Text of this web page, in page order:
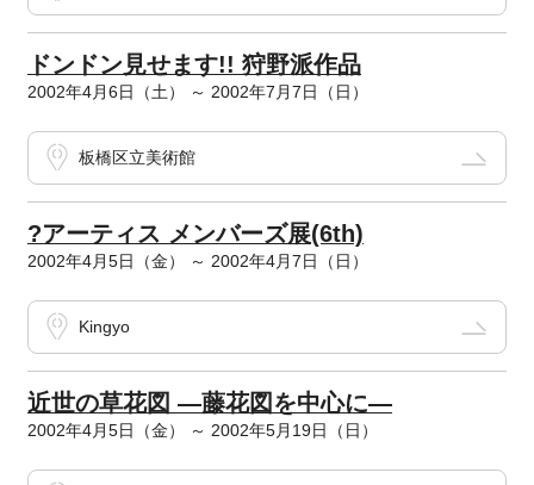
ドンドン見せます!! 狩野派作品
2002年4月6日（土） ～ 2002年7月7日（日）
板橋区立美術館
?アーティス メンバーズ展(6th)
2002年4月5日（金） ～ 2002年4月7日（日）
Kingyo
近世の草花図 ―藤花図を中心に―
2002年4月5日（金） ～ 2002年5月19日（日）